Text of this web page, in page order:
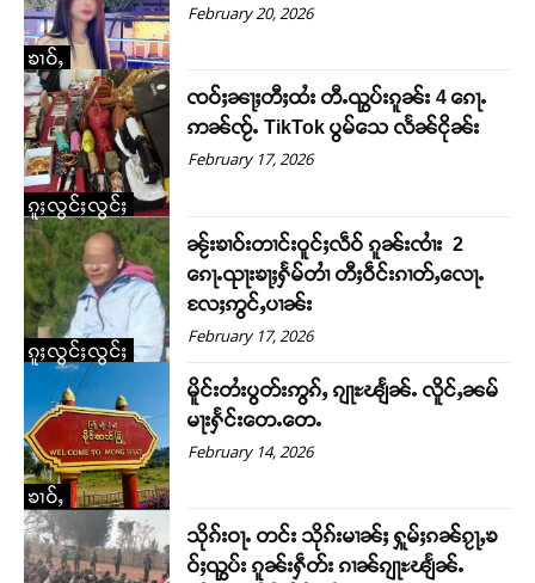
ၶၢဝ်ႇ
February 20, 2026
ၵူႈလွင်ႈလွင်ႈ
ၸဝ်ႈၼႃႈတီႈထႆး တီႉၺွပ်းၵူၼ်း 4 ၵေႃႉ
ဢၼ်ၸႂ်ႉ TikTok ပွမ်သေ လႅၼ်ငိုၼ်း
February 17, 2026
ၵူႈလွင်ႈလွင်ႈ
ၼႂ်းၶၢဝ်းတၢင်းဝူင်ႈလဵဝ် ၵူၼ်းၸၢႆး 2
ၵေႃႉၺႃးၶႃႈႁႅမ်တၢႆ တီႈဝဵင်းၵၢတ်ႇလေႃႉ
လႄႈဢွင်ႇပၢၼ်း
February 17, 2026
ၶၢဝ်ႇ
မိူင်းတႆးပွတ်းဢွၵ်ႇ ၵျႃႊၽျႅၼ်ႉ လိူင်ႇၼမ်
မႃးႁႅင်းတေႉတေႉ
February 14, 2026
သိုၵ်းဝႃႉ တင်း သိုၵ်းမၢၼ်ႈ ႁူမ်ႈၵၼ်ၵႂႃႇၶ
ဝ်ႈၺွပ်း ၵူၼ်းႁဵတ်း ၵၢၼ်ၵျႃႊၽျႅၼ်ႉ